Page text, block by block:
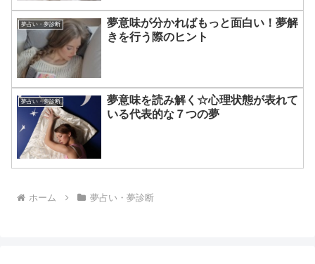
夢占い・夢診断
夢意味が分かればもっと面白い！夢解
きを行う際のヒント
夢占い・夢診断
夢意味を読み解く☆心理状態が表れて
いる代表的な７つの夢
ホーム 夢占い・夢診断